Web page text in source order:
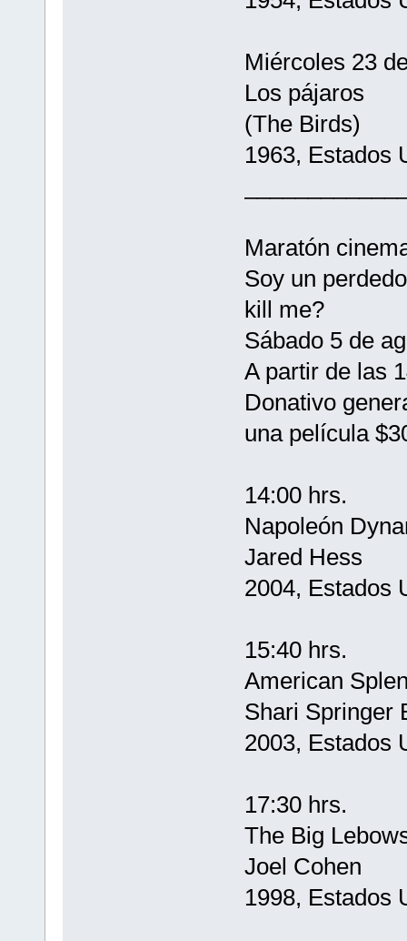
Miércoles 23
Los pájaros
(The Birds)
1963, Estados
Maratón
Soy un
kill me?
Sábado 5 de
A partir de las
Donativo
una película
14:00 hrs.
Napoleón
Jared Hess
2004, Estados
15:40 hrs.
American
Shari Springer
2003, Estados
17:30 hrs.
The Big
Joel Cohen
1998, Estados